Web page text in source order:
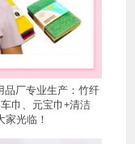
品厂专业生产：竹纤
巾、元宝巾+清洁
光临！